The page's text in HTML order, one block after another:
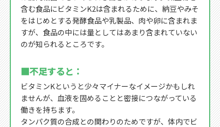
含む食品にビタミンK2は含まれるために、納豆やみそ
をはじめとする発酵食品や乳製品、肉や卵に含まれま
すが、食品の中には量としてはあまり含まれていない
のが知られるところです。
■不足すると：
ビタミンKというと少々マイナーなイメージかもしれ
ませんが、血液を固めることと密接につながっている
働きを持ちます。
タンパク質の合成との関わりのためですが、体内でビ